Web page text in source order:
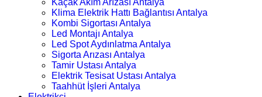
Kaçak Akım Arızası Antalya
Klima Elektrik Hattı Bağlantısı Antalya
Kombi Sigortası Antalya
Led Montajı Antalya
Led Spot Aydınlatma Antalya
Sigorta Arızası Antalya
Tamir Ustası Antalya
Elektrik Tesisat Ustası Antalya
Taahhüt İşleri Antalya